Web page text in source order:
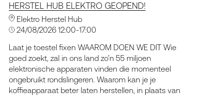
HERSTEL HUB ELEKTRO GEOPEND!
Elektro Herstel Hub
24/08/2026 12:00-17:00
Laat je toestel fixen WAAROM DOEN WE DIT Wie
goed zoekt, zal in ons land zo’n 55 miljoen
elektronische apparaten vinden die momenteel
ongebruikt rondslingeren. Waarom kan je je
koffieapparaat beter laten herstellen, in plaats van